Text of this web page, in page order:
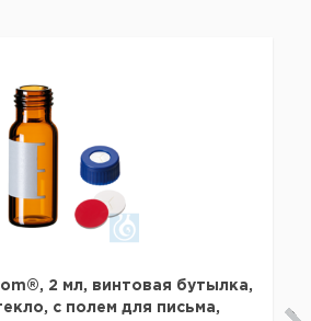
2 мл, винтовая бутылка,
с полем для письма,